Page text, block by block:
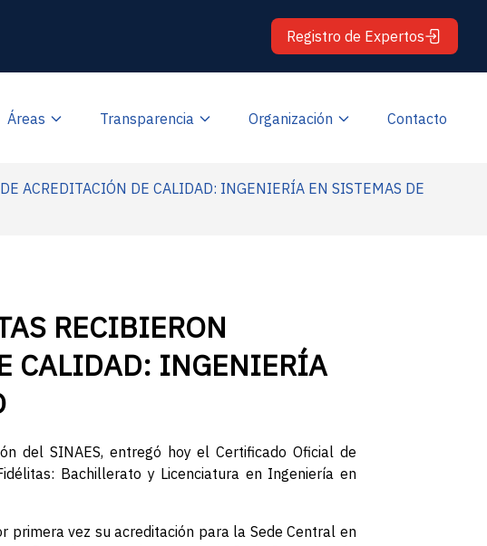
Registro de Expertos
Áreas Transparencia Organización Contacto
ACREDITACIÓN DE CALIDAD: INGENIERÍA EN SISTEMAS DE
RECIBIERON
CALIDAD: INGENIERÍA
del SINAES, entregó hoy el Certificado Oficial de
Bachillerato y Licenciatura en Ingeniería en
primera vez su acreditación para la Sede Central en